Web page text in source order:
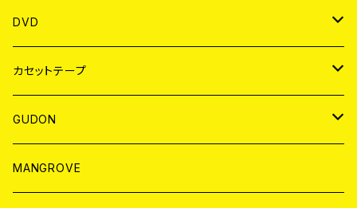
ANALOG
アパレル
BADGE
DVD
JAPAN
WORLD
カセットテープ
JAPAN
WORLD
GUDON
アパレル
MANGROVE